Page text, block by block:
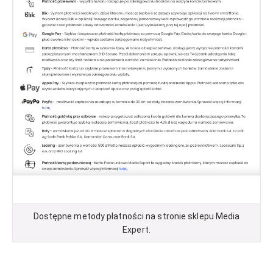
Dostępne metody płatności na stronie sklepu Media
Expert.